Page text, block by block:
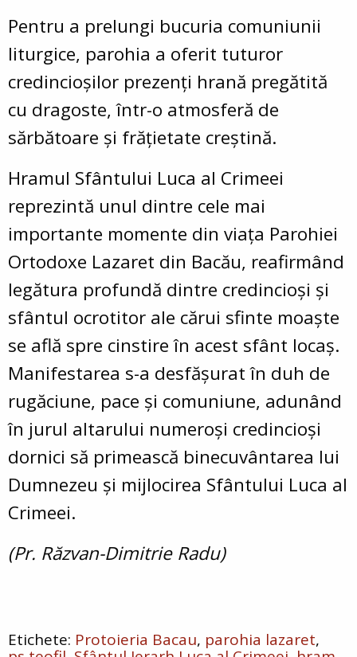
Pentru a prelungi bucuria comuniunii
liturgice, parohia a oferit tuturor
credincioșilor prezenți hrană pregătită
cu dragoste, într-o atmosferă de
sărbătoare și frățietate creștină.
Hramul Sfântului Luca al Crimeei
reprezintă unul dintre cele mai
importante momente din viața Parohiei
Ortodoxe Lazaret din Bacău, reafirmând
legătura profundă dintre credincioși și
sfântul ocrotitor ale cărui sfinte moaște
se află spre cinstire în acest sfânt locaș.
Manifestarea s-a desfășurat în duh de
rugăciune, pace și comuniune, adunând
în jurul altarului numeroși credincioși
dornici să primească binecuvântarea lui
Dumnezeu și mijlocirea Sfântului Luca al
Crimeei.
(Pr. Răzvan-Dimitrie Radu)
Protoieria Bacau parohia lazaret